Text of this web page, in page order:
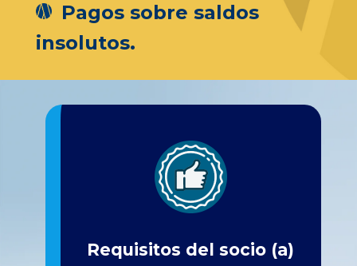
Pagos sobre saldos
insolutos.
Requisitos del socio (a)